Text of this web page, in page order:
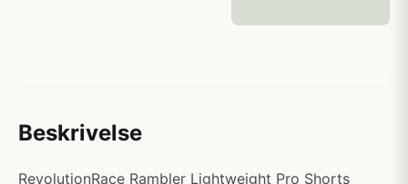
Beskrivelse
RevolutionRace Rambler Lightweight Pro Shorts